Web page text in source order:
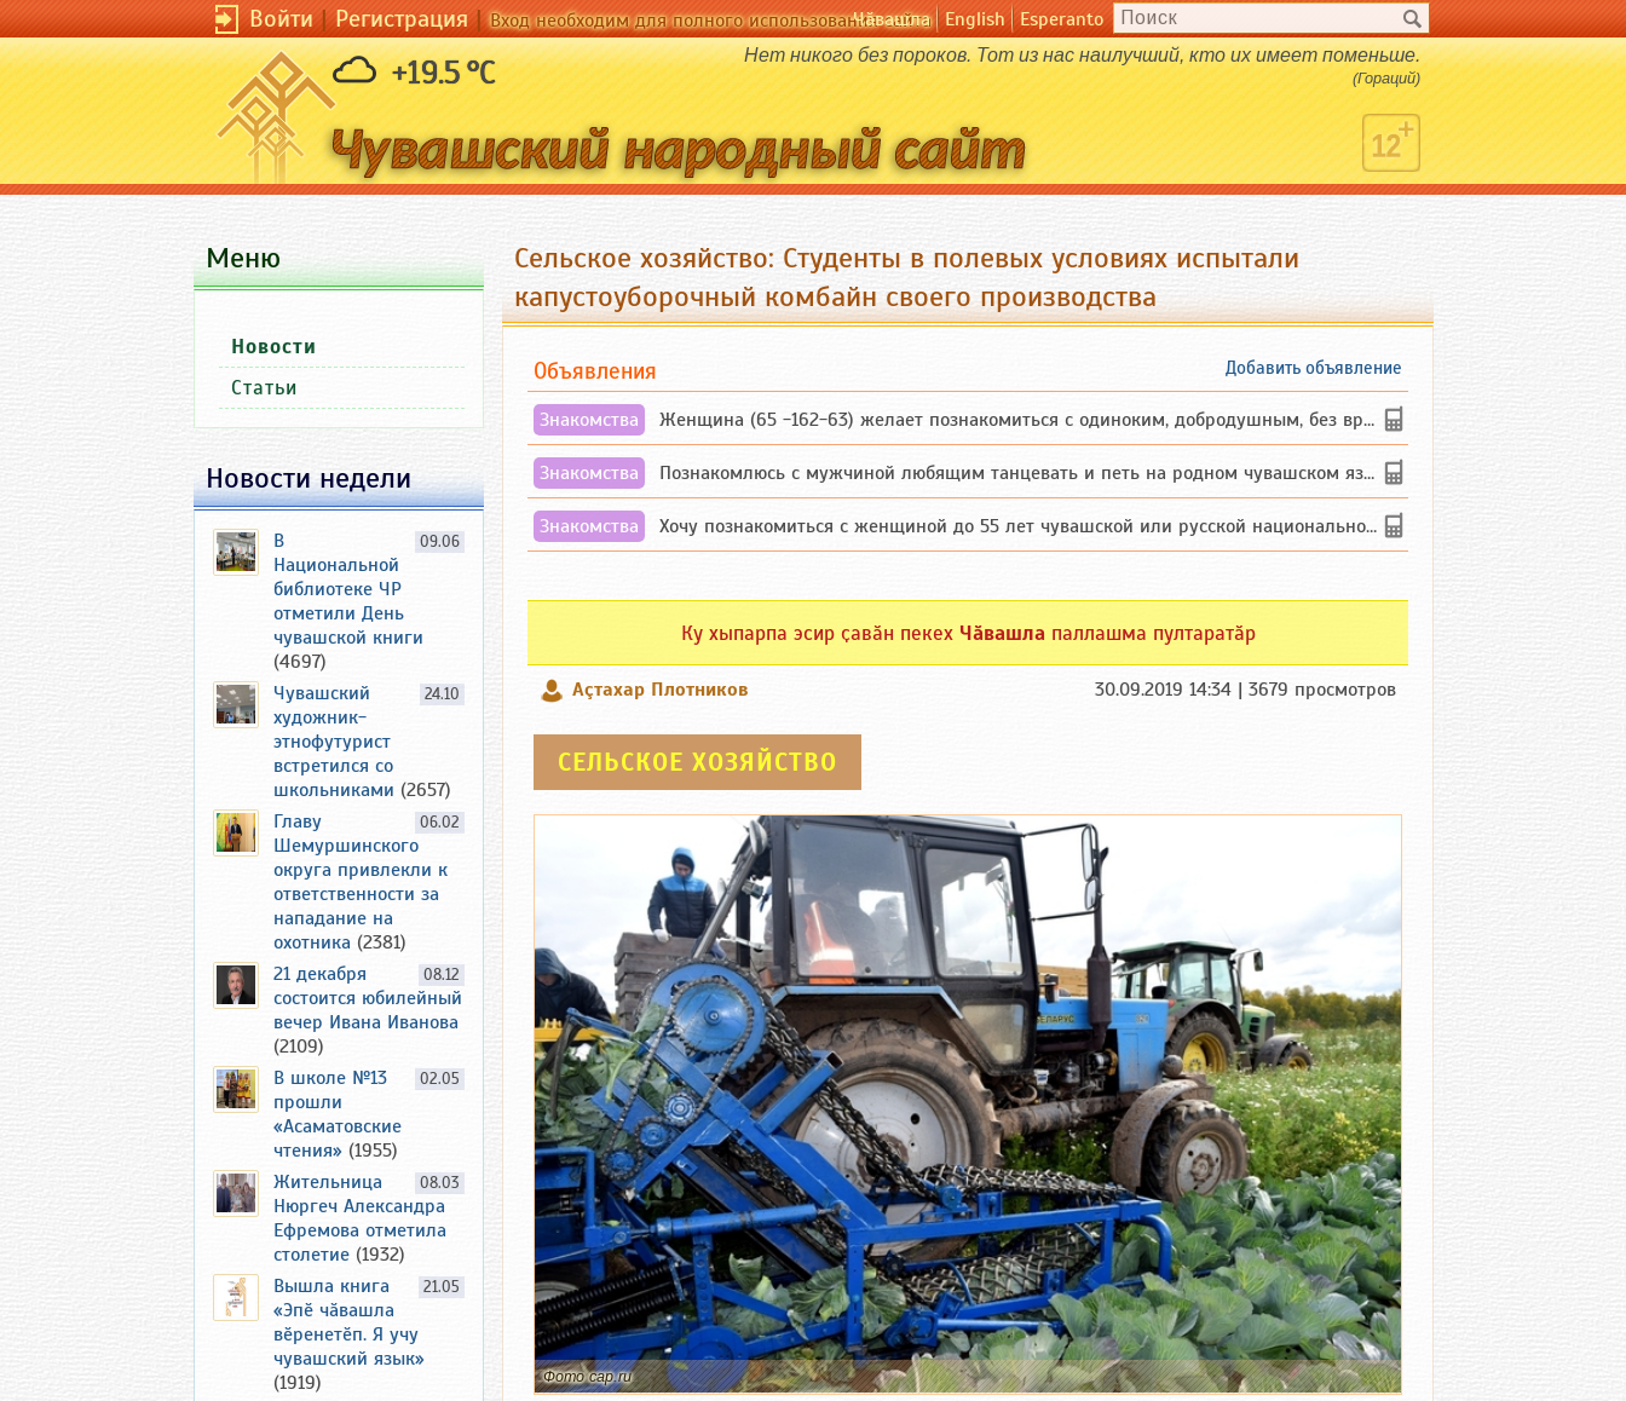
Войти|Регистрация|Вход необходим для полного использования сайта
Чӑвашла English Esperanto
+19.5 °C Нет никого без пороков. Тот из нас наилучший, кто их имеет поменьше.
(Гораций)
Сельское хозяйство: Студенты в полевых условиях испытали
капустоуборочный комбайн своего производства
Добавить объявление
Объявления
Знакомства Женщина (65 -162-63) желает познакомиться с одиноким, добродушным, без вредных ...
Знакомства Познакомлюсь с мужчиной любящим танцевать и петь на родном чувашском языке
Знакомства Хочу познакомиться с женщиной до 55 лет чувашской или русской национальности дл...
Ку хыпарпа эсир ҫавӑн пекех Чӑвашла паллашма пултаратӑр
Аçтахар Плотников 30.09.2019 14:34 | 3679 просмотров
СЕЛЬСКОЕ ХОЗЯЙСТВО
Фото cap.ru
Меню
Новости
Статьи
Новости недели
09.06
В
Национальной
библиотеке ЧР
отметили День
чувашской книги
(4697)
24.10
Чувашский
художник-
этнофутурист
встретился со
школьниками (2657)
06.02
Главу
Шемуршинского
округа привлекли к
ответственности за
нападание на
охотника (2381)
08.12
21 декабря
состоится юбилейный
вечер Ивана Иванова
(2109)
02.05
В школе №13
прошли
«Асаматовские
чтения» (1955)
08.03
Жительница
Нюргеч Александра
Ефремова отметила
столетие (1932)
21.05
Вышла книга
«Эпӗ чӑвашла
вӗренетӗп. Я учу
чувашский язык»
(1919)